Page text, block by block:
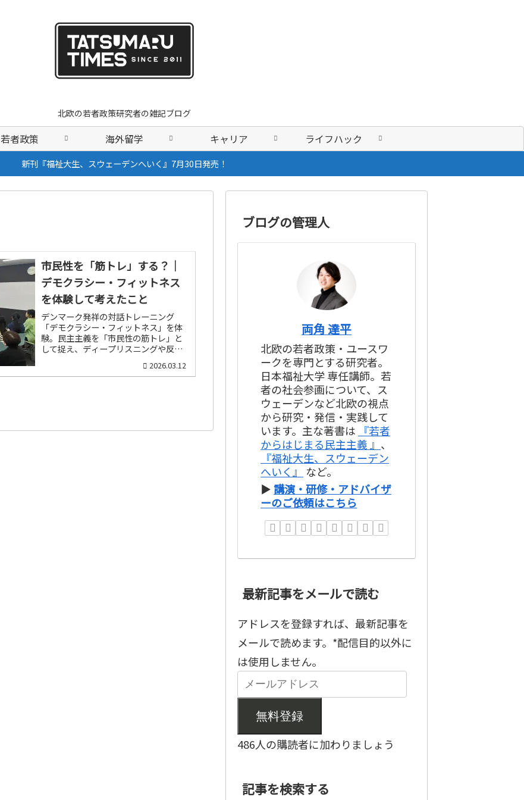
北欧の若者政策研究者の雑記ブログ
若者政策 海外留学 キャリア ライフハック
新刊『福祉大生、スウェーデンへいく』7月30日発売！
市民性を「筋トレ」する？｜
デモクラシー・フィットネス
を体験して考えたこと
デンマーク発祥の対話トレーニング
「デモクラシー・フィットネス」を体
験。民主主義を「市民性の筋トレ」と
して捉え、ディープリスニングや反対
社会とサービスラーニングの可能性を
考える。
2026.03.12
ブログの管理人
両角 達平
北欧の若者政策・ユースワ
ークを専門とする研究者。
日本福祉大学 専任講師。若
者の社会参画について、ス
ウェーデンなど北欧の視点
から研究・発信・実践して
います。主な著書は
『若者
からはじまる民主主義 』 、
『福祉大生、スウェーデン
へいく』
など。
▶ 講演・研修・アドバイザ
ーのご依頼はこちら
最新記事をメールで読む
アドレスを登録すれば、最新記事を
メールで読めます。*配信目的以外に
は使用しません。
無料登録
486人の購読者に加わりましょう
記事を検索する